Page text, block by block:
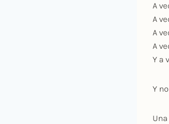
A
A
A
A
Y a
Y